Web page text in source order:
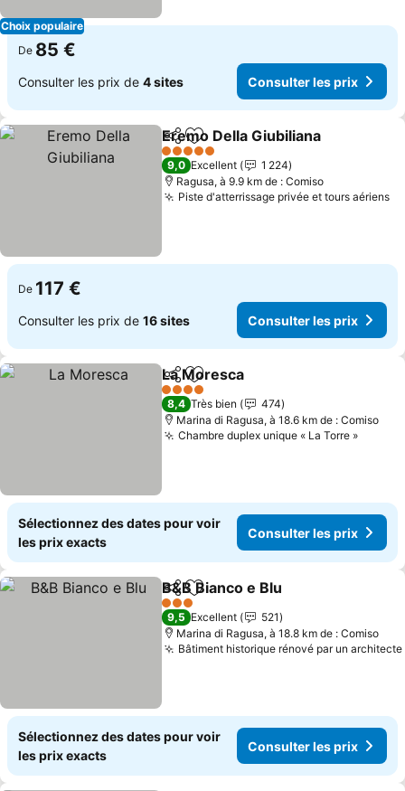
Choix populaire
De 85 €
Consulter les prix de 4 sites Consulter les prix
PartagerAjouter à mes favoris
Eremo Della Giubiliana
5 Étoiles
9,0 Excellent
1 224
Ragusa, à 9.9 km de : Comiso
Piste d'atterrissage privée et tours aériens
De 117 €
Consulter les prix de 16 sites Consulter les prix
PartagerAjouter à mes favoris
La Moresca
4 Étoiles
8,4 Très bien
474
Marina di Ragusa, à 18.6 km de : Comiso
Chambre duplex unique « La Torre »
Sélectionnez des dates pour voir
les prix exacts
Consulter les prix
PartagerAjouter à mes favoris
B&B Bianco e Blu
3 Étoiles
9,5 Excellent
521
Marina di Ragusa, à 18.8 km de : Comiso
Bâtiment historique rénové par un architecte
Sélectionnez des dates pour voir
les prix exacts
Consulter les prix